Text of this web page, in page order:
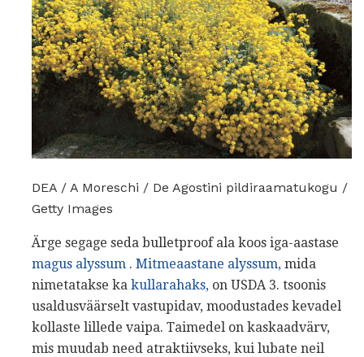
DEA / A Moreschi / De Agostini pildiraamatukogu /
Getty Images
Ärge segage seda bulletproof ala koos iga-aastase
magus alyssum . Mitmeaastane alyssum, mida
nimetatakse ka kullarahaks, on USDA 3. tsoonis
usaldusväärselt vastupidav, moodustades kevadel
kollaste lillede vaipa. Taimedel on kaskaadvärv,
mis muudab need atraktiivseks, kui lubate neil